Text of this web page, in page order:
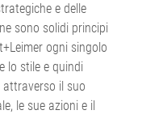
e delle
sono solidi principi
ogni singolo
lo stile e quindi
attraverso il suo
le sue azioni e il